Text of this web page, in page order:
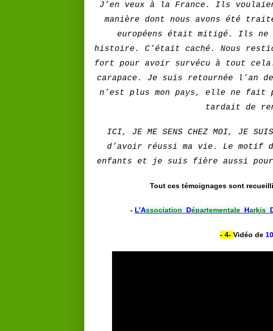
J’en veux à la France. Ils
manière dont nous avons été
européens était mitigé. Ils ne
histoire. C’était caché. Nous
fort pour avoir survécu à tout
carapace. Je suis retournée l’an
n’est plus mon pays, elle ne
tardait de
ICI, JE ME SENS CHEZ MOI, JE
d’avoir réussi ma vie. Le motif
enfants et je suis fière aussi pour
Tout ces témoignages sont
- L’Association Départementale Harkis
- 4- Vidéo de